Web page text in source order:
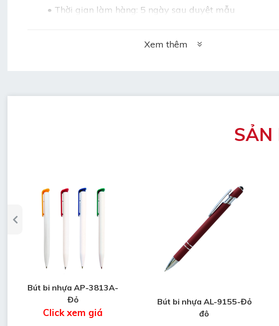
• Thời gian làm hàng: 5 ngày sau duyệt mẫu
Xem thêm
SẢN
Bút bi nhựa AP-3813A-
Đỏ
Click xem giá
Bút bi nhựa AL-9155-Đỏ
đô